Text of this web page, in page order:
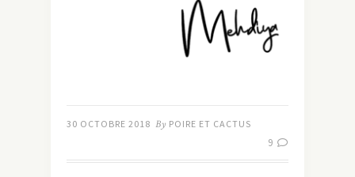
30 OCTOBRE 2018 By POIRE ET CACTUS
9